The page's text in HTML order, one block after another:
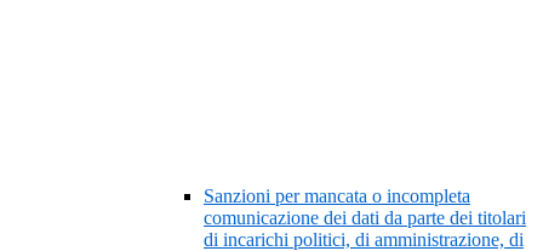
Sanzioni per mancata o incompleta
comunicazione dei dati da parte dei titolari
di incarichi politici, di amministrazione, di